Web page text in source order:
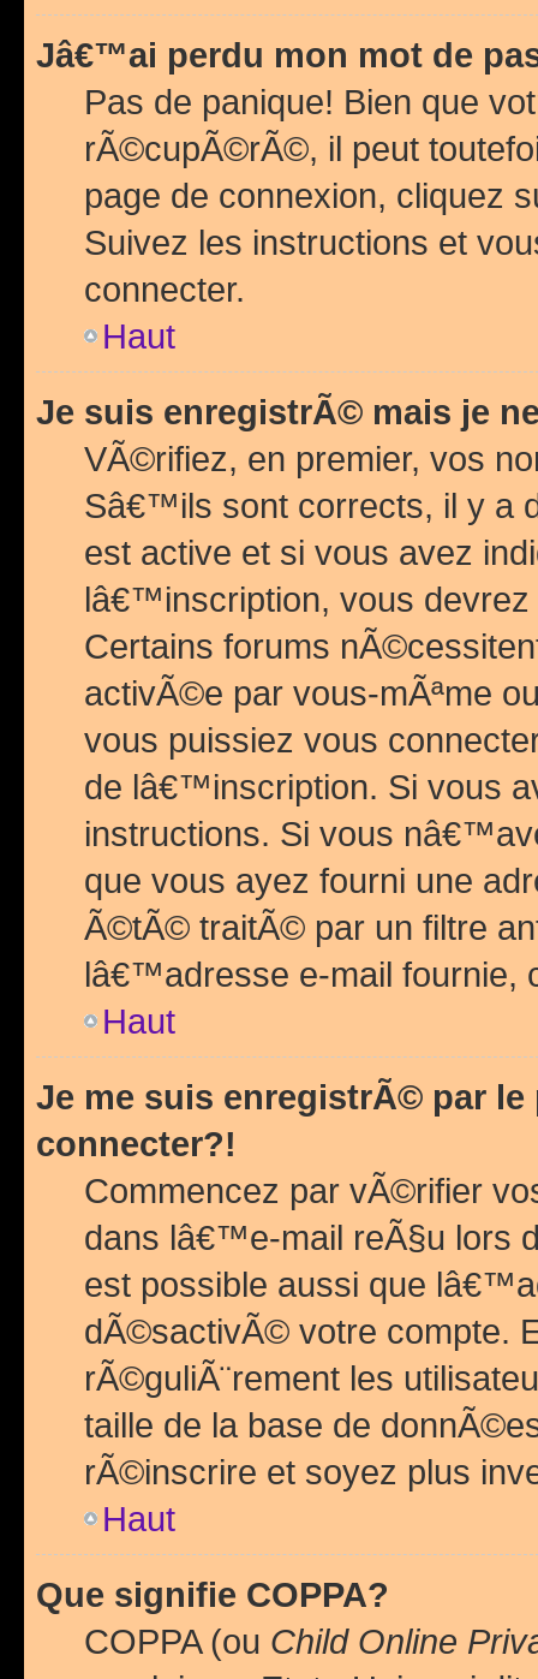
Jâ€™ai perdu mon mot de
Pas de panique! Bien que
rÃ©cupÃ©rÃ©, il peut
page de connexion, cliquez
Suivez les instructions et
connecter.
Haut
Je suis enregistrÃ© mais je
VÃ©rifiez, en premier, vos
Sâ€™ils sont corrects, il y a
est active et si vous avez
lâ€™inscription, vous
Certains forums
activÃ©e par vous-mÃªme
vous puissiez vous
de lâ€™inscription. Si vous
instructions. Si vous
que vous ayez fourni une
Ã©tÃ© traitÃ© par un filtre
lâ€™adresse e-mail fournie,
Haut
Je me suis enregistrÃ© par
connecter?!
Commencez par vÃ©rifier
dans lâ€™e-mail reÃ§u lors
est possible aussi que
dÃ©sactivÃ© votre compte.
rÃ©guliÃ¨rement les
taille de la base de
rÃ©inscrire et soyez plus
Haut
Que signifie COPPA?
COPPA (ou Child Online